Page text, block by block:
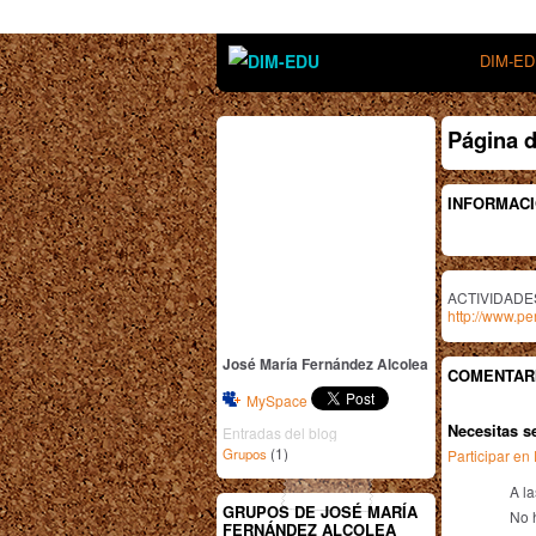
DIM-
José María Fernández Alcolea
MySpace
Entradas del blog
Grupos (1)
GRUPOS DE JOSÉ MARÍA
FERNÁNDEZ ALCOLEA
Página
http://
Necesitas
Participar en
A
No